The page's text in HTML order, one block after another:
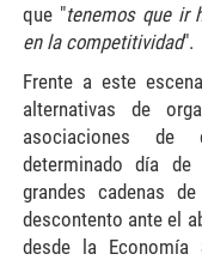
que "tenemos que ir
en la competitividad".
Frente a este
alternativas de
asociaciones de
determinado día
grandes cadenas
descontento ante el
desde la Economía